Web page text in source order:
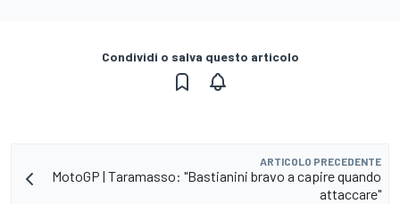
Condividi o salva questo articolo
ARTICOLO PRECEDENTE
MotoGP | Taramasso: "Bastianini bravo a capire quando
attaccare"